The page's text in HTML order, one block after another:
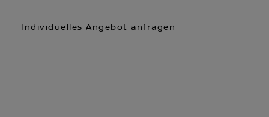
Individuelles Angebot anfragen